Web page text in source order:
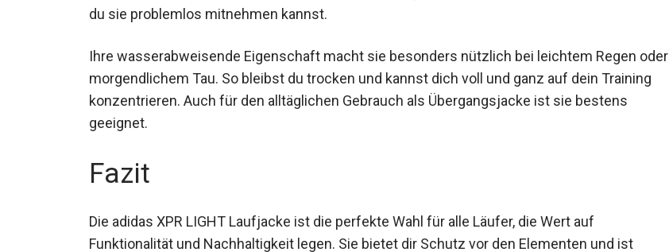
du sie problemlos mitnehmen kannst.
Ihre wasserabweisende Eigenschaft macht sie besonders nützlich bei leichtem Regen oder
morgendlichem Tau. So bleibst du trocken und kannst dich voll und ganz auf dein Training
konzentrieren. Auch für den alltäglichen Gebrauch als Übergangsjacke ist sie bestens
geeignet.
Fazit
Die adidas XPR LIGHT Laufjacke ist die perfekte Wahl für alle Läufer, die Wert auf
Funktionalität und Nachhaltigkeit legen. Sie bietet dir Schutz vor den Elementen und ist